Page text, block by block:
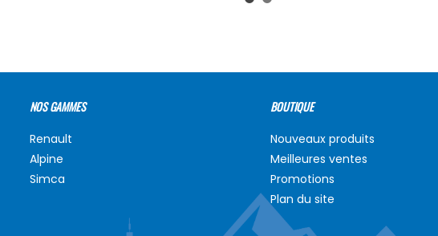
NOS GAMMES
Renault
Alpine
Simca
BOUTIQUE
Nouveaux produits
Meilleures ventes
Promotions
Plan du site